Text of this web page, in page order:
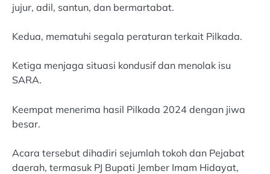
jujur, adil, santun, dan bermartabat.
Kedua, mematuhi segala peraturan terkait Pilkada.
Ketiga menjaga situasi kondusif dan menolak isu
SARA.
Keempat menerima hasil Pilkada 2024 dengan jiwa
besar.
Acara tersebut dihadiri sejumlah tokoh dan Pejabat
daerah, termasuk PJ Bupati Jember Imam Hidayat,